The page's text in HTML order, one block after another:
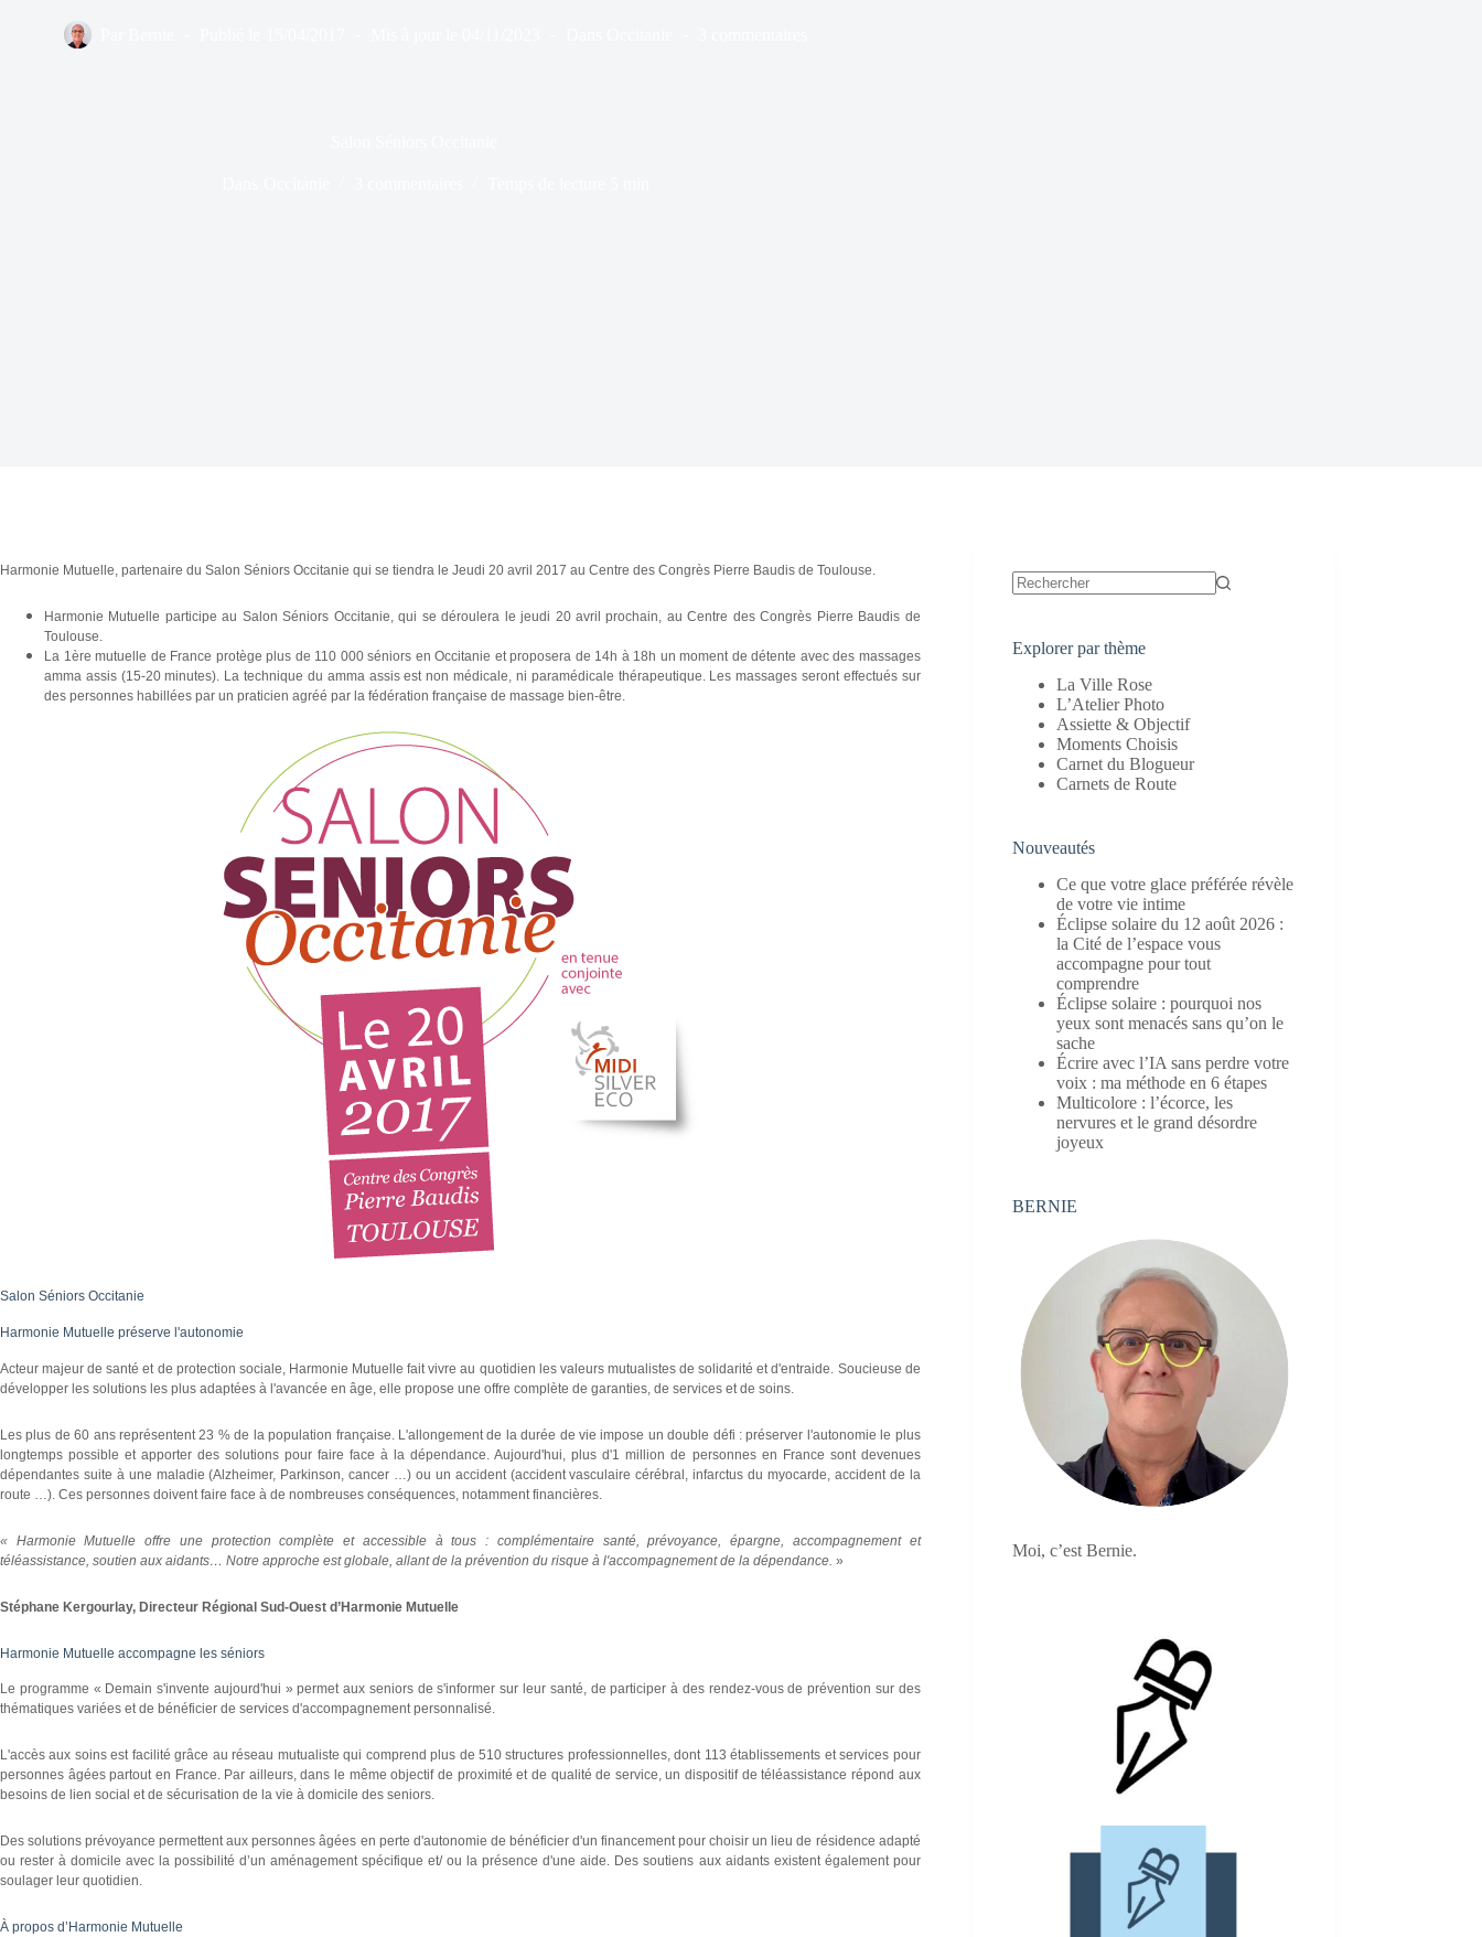
Harmonie Mutuelle, partenaire du Salon Séniors Occitanie qui se tiendra le Jeudi 20 avril 2017 au Centre des Congrès Pierre Baudis de Toulouse.
Harmonie Mutuelle participe au Salon Séniors Occitanie, qui se déroulera le jeudi 20 avril prochain, au Centre des Congrès Pierre Baudis de
Toulouse.
La 1ère mutuelle de France protège plus de 110 000 séniors en Occitanie et proposera de 14h à 18h un moment de détente avec des massages
amma assis (15-20 minutes). La technique du amma assis est non médicale, ni paramédicale thérapeutique. Les massages seront effectués sur
des personnes habillées par un praticien agréé par la fédération française de massage bien-être.
Salon Séniors Occitanie
Harmonie Mutuelle préserve l'autonomie
Acteur majeur de santé et de protection sociale, Harmonie Mutuelle fait vivre au quotidien les valeurs mutualistes de solidarité et d'entraide. Soucieuse de
développer les solutions les plus adaptées à l'avancée en âge, elle propose une offre complète de garanties, de services et de soins.
Les plus de 60 ans représentent 23 % de la population française. L'allongement de la durée de vie impose un double défi : préserver l'autonomie le plus
longtemps possible et apporter des solutions pour faire face à la dépendance. Aujourd'hui, plus d'1 million de personnes en France sont devenues
dépendantes suite à une maladie (Alzheimer, Parkinson, cancer …) ou un accident (accident vasculaire cérébral, infarctus du myocarde, accident de la
route …). Ces personnes doivent faire face à de nombreuses conséquences, notamment financières.
« Harmonie Mutuelle offre une protection complète et accessible à tous : complémentaire santé, prévoyance, épargne, accompagnement et
téléassistance, soutien aux aidants… Notre approche est globale, allant de la prévention du risque à l'accompagnement de la dépendance. »
Stéphane Kergourlay, Directeur Régional Sud-Ouest d’Harmonie Mutuelle
Harmonie Mutuelle accompagne les séniors
Le programme « Demain s'invente aujourd'hui » permet aux seniors de s'informer sur leur santé, de participer à des rendez-vous de prévention sur des
thématiques variées et de bénéficier de services d'accompagnement personnalisé.
L'accès aux soins est facilité grâce au réseau mutualiste qui comprend plus de 510 structures professionnelles, dont 113 établissements et services pour
personnes âgées partout en France. Par ailleurs, dans le même objectif de proximité et de qualité de service, un dispositif de téléassistance répond aux
besoins de lien social et de sécurisation de la vie à domicile des seniors.
Des solutions prévoyance permettent aux personnes âgées en perte d'autonomie de bénéficier d'un financement pour choisir un lieu de résidence adapté
ou rester à domicile avec la possibilité d’un aménagement spécifique et/ ou la présence d'une aide. Des soutiens aux aidants existent également pour
soulager leur quotidien.
À propos d’Harmonie Mutuelle
Explorer par thème
La Ville Rose
L’Atelier Photo
Assiette & Objectif
Moments Choisis
Carnet du Blogueur
Carnets de Route
Nouveautés
Ce que votre glace préférée révèle
de votre vie intime
Éclipse solaire du 12 août 2026 :
la Cité de l’espace vous
accompagne pour tout
comprendre
Éclipse solaire : pourquoi nos
yeux sont menacés sans qu’on le
sache
Écrire avec l’IA sans perdre votre
voix : ma méthode en 6 étapes
Multicolore : l’écorce, les
nervures et le grand désordre
joyeux
BERNIE
Moi, c’est Bernie.